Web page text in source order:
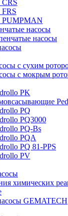
PUMPMAN
насосы
насосы
с сухим
с мокрым
PK
PQ
PQ3000
PQ-Bs
PQA
PQ 81-PPS
PV
химических
GEMATECH